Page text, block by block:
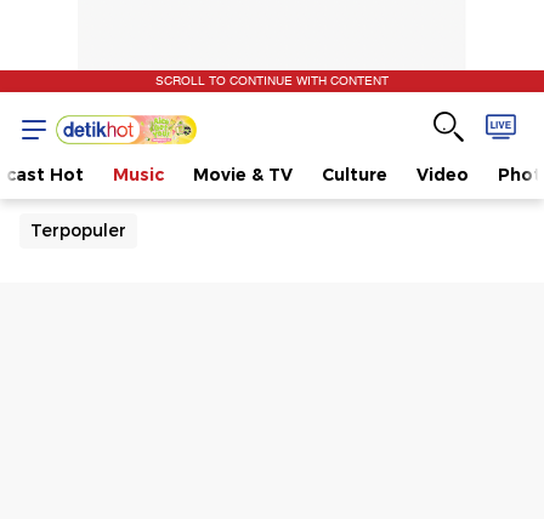
Dunia
SCROLL TO CONTINUE WITH CONTENT
Hot Music Movie & TV Culture Video
Terpopuler